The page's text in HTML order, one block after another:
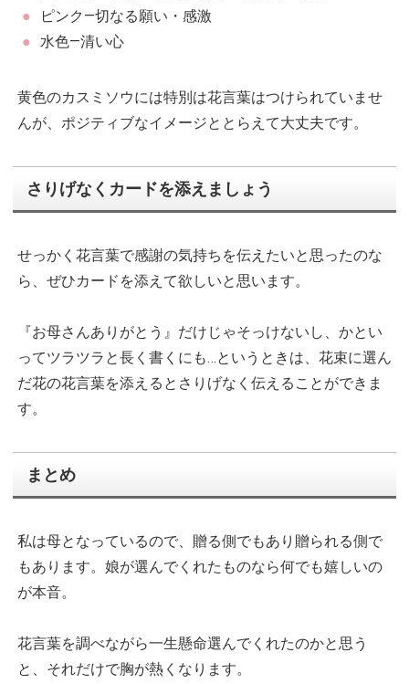
ピンク―切なる願い・感激
水色―清い心
黄色のカスミソウには特別は花言葉はつけられていませ
んが、ポジティブなイメージととらえて大丈夫です。
さりげなくカードを添えましょう
せっかく花言葉で感謝の気持ちを伝えたいと思ったのな
ら、ぜひカードを添えて欲しいと思います。
『お母さんありがとう』だけじゃそっけないし、かとい
ってツラツラと長く書くにも…というときは、花束に選ん
だ花の花言葉を添えるとさりげなく伝えることができま
す。
まとめ
私は母となっているので、贈る側でもあり贈られる側で
もあります。娘が選んでくれたものなら何でも嬉しいの
が本音。
花言葉を調べながら一生懸命選んでくれたのかと思う
と、それだけで胸が熱くなります。